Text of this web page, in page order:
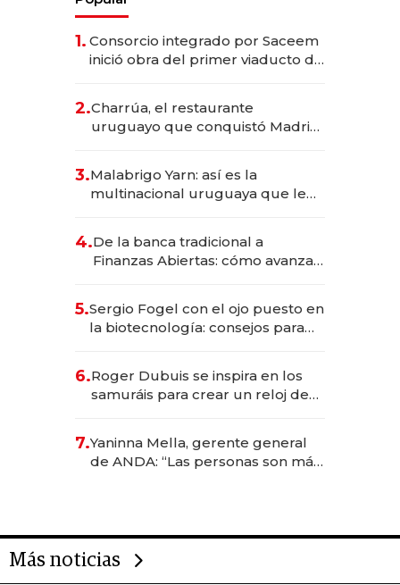
1. Consorcio integrado por Saceem
inició obra del primer viaducto de
millones
2.Charrúa, el restaurante
uruguayo que conquistó Madrid:
anticipación y prepara apertura
3.Malabrigo Yarn: así es la
multinacional uruguaya que le
4.De la banca tradicional a
Finanzas Abiertas: cómo avanza
5.Sergio Fogel con el ojo puesto en
la biotecnología: consejos para
6.Roger Dubuis se inspira en los
samuráis para crear un reloj de
7.Yaninna Mella, gerente general
de ANDA: “Las personas son más
Más noticias